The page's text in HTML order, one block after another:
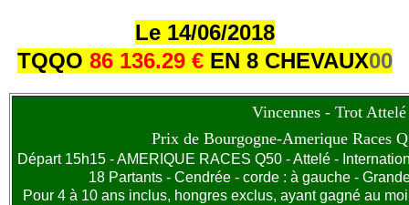
Le 14/06/2018
TQQO 86 136.29 € EN 8 CHEVAUX00
Vincennes - Trot Attelé
Prix de Bourgogne-Amerique Races
Départ 15h15 - AMERIQUE RACES Q50 - Attelé -
18 Partants - Cendrée - corde : à gauche -
Pour 4 à 10 ans inclus, hongres exclus, ayant gagné au